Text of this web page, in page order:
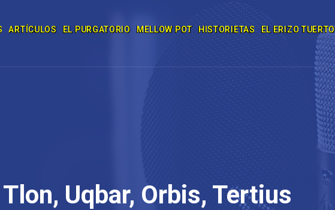
ARTÍCULOS EL PURGATORIO MELLOW POT HISTORIETAS EL ERIZO TUERTO
Tlon, Uqbar, Orbis, Tertius